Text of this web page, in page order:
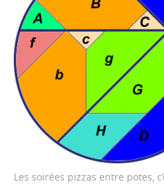
Les soirées pizzas entre potes,